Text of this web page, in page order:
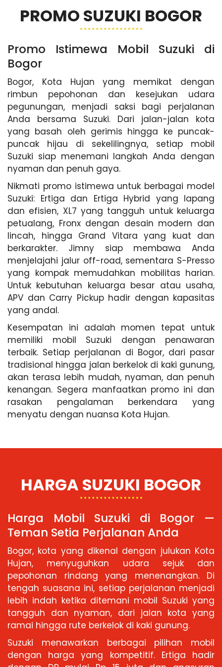
PROMO SUZUKI BOGOR
Promo Istimewa Mobil Suzuki di
Bogor
Bogor, Kota Hujan yang memikat dengan
rimbun pepohonan dan kesejukan udara
pegunungan, menjadi saksi bagi perjalanan
Anda bersama Suzuki. Dari jalan-jalan kota
yang basah oleh gerimis hingga ke puncak-
puncak hijau di sekelilingnya, setiap mobil
Suzuki siap menemani langkah Anda dengan
nyaman dan penuh gaya.
Nikmati promo istimewa untuk berbagai model
Suzuki: Ertiga dan Ertiga Hybrid yang lapang
dan efisien, XL7 yang tangguh untuk keluarga
petualang, Fronx dengan desain modern dan
lincah, hingga Grand Vitara yang kuat dan
berkarakter. Jimny siap membawa Anda
menjelajahi jalur off-road, sementara S-Presso
yang kompak memudahkan mobilitas harian.
Untuk kebutuhan keluarga besar atau usaha,
APV dan Carry Pickup hadir dengan kapasitas
yang andal.
Kesempatan ini adalah momen tepat untuk
memiliki mobil Suzuki dengan penawaran
terbaik. Setiap perjalanan di Bogor, dari pasar
tradisional hingga jalan berkelok di kaki gunung,
akan terasa lebih mudah, nyaman, dan penuh
kenangan. Segera manfaatkan promo ini dan
rasakan pengalaman berkendara yang
menyatu dengan nuansa Kota Hujan.
HARGA SUZUKI BOGOR
Harga Mobil Suzuki di Bogor —
Teman Setia Perjalanan Anda
Bogor, kota yang dikenal dengan julukan Kota
Hujan, menyuguhkan udara sejuk dan
pepohonan rindang yang menenangkan. Di
tengah suasana ini, setiap perjalanan menjadi
lebih indah ketika ditemani mobil Suzuki yang
tangguh dan nyaman, dari jalan kota yang
ramai hingga rute berkelok di kaki gunung.
Suzuki menawarkan berbagai pilihan mobil
dengan harga yang kompetitif. Ertiga hadir